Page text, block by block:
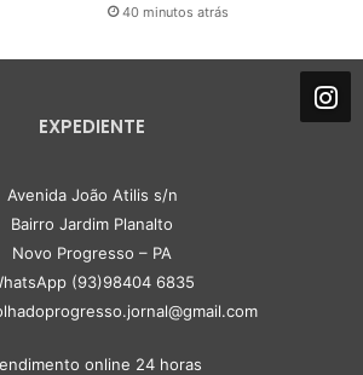
40 minutos atrás
EXPEDIENTE
Avenida João Atilis s/n
Bairro Jardim Planalto
Novo Progresso – PA
(93)98404 6835
online 24 horas